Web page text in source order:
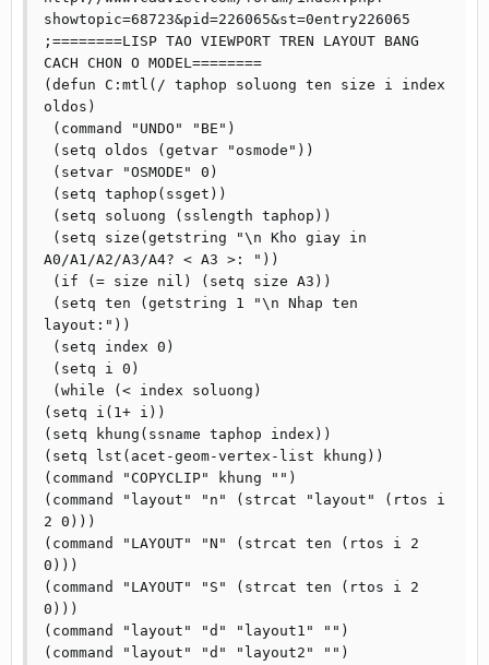
showtopic=68723&pid=226065&st=0entry226065
;========LISP TAO VIEWPORT TREN LAYOUT BANG
CACH CHON O MODEL========
(defun C:mtl(/ taphop soluong ten size i index
oldos)
A0/A1/A2/A3/A4? < A3 >: "))
layout:"))
(setq i(1+ i))
(setq khung(ssname taphop index))
(setq lst(acet-geom-vertex-list khung))
(command "COPYCLIP" khung "")
(command "layout" "n" (strcat "layout" (rtos i
2 0)))
(command "LAYOUT" "N" (strcat ten (rtos i 2
0)))
(command "LAYOUT" "S" (strcat ten (rtos i 2
0)))
(command "layout" "d" "layout1" "")
(command "layout" "d" "layout2" "")